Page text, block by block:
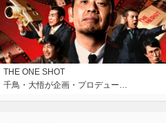
THE ONE SHOT
千鳥・大悟が企画・プロデュー…